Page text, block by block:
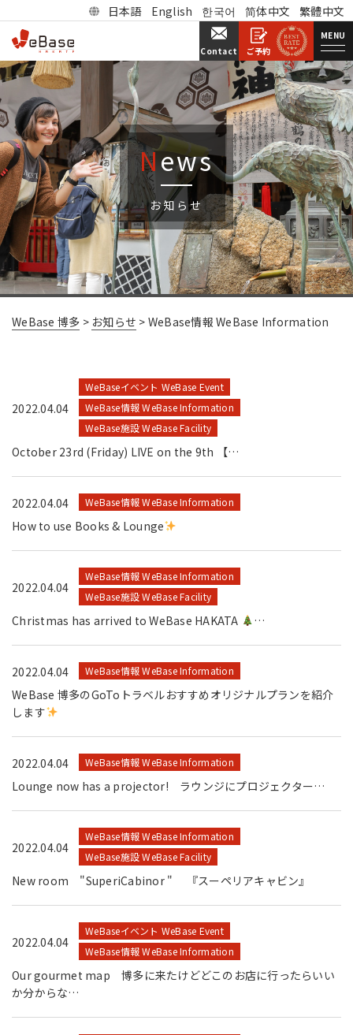
日本語 English 한국어 简体中文 繁體中文
ご予約
Contact
MENU
News
お知らせ
WeBase 博多 > お知らせ > WeBase情報 WeBase Information
2022.04.04
WeBaseイベント WeBase Event
WeBase情報 WeBase Information
WeBase施設 WeBase Facility
October 23rd (Friday) LIVE on the 9th 【…
2022.04.04 WeBase情報 WeBase Information
How to use Books & Lounge
2022.04.04
WeBase情報 WeBase Information
WeBase施設 WeBase Facility
Christmas has arrived to WeBase HAKATA …
2022.04.04 WeBase情報 WeBase Information
WeBase 博多のGoToトラベルおすすめオリジナルプランを紹介
します
2022.04.04 WeBase情報 WeBase Information
Lounge now has a projector! ラウンジにプロジェクター…
2022.04.04
WeBase情報 WeBase Information
WeBase施設 WeBase Facility
New room "SuperiCabinor " 『スーペリアキャビン』
2022.04.04
WeBaseイベント WeBase Event
WeBase情報 WeBase Information
Our gourmet map 博多に来たけどどこのお店に行ったらいい
か分からな…